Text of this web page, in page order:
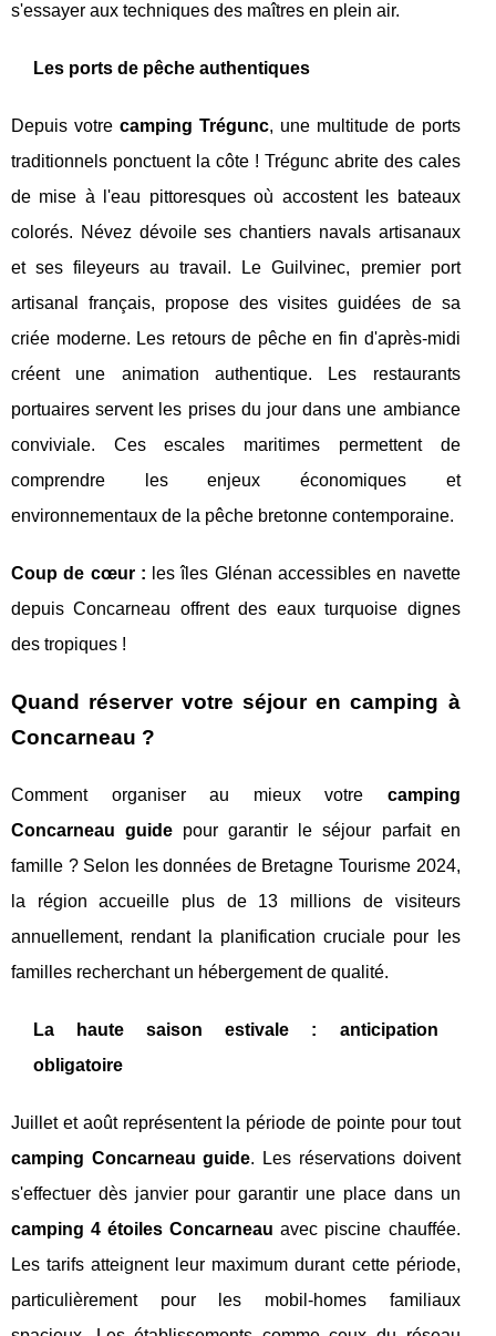
s'essayer aux techniques des maîtres en plein air.
Les ports de pêche authentiques
Depuis votre camping Trégunc, une multitude de ports
traditionnels ponctuent la côte ! Trégunc abrite des cales
de mise à l'eau pittoresques où accostent les bateaux
colorés. Névez dévoile ses chantiers navals artisanaux
et ses fileyeurs au travail. Le Guilvinec, premier port
artisanal français, propose des visites guidées de sa
criée moderne. Les retours de pêche en fin d'après-midi
créent une animation authentique. Les restaurants
portuaires servent les prises du jour dans une ambiance
conviviale. Ces escales maritimes permettent de
comprendre les enjeux économiques et
environnementaux de la pêche bretonne contemporaine.
Coup de cœur : les îles Glénan accessibles en navette
depuis Concarneau offrent des eaux turquoise dignes
des tropiques !
Quand réserver votre séjour en camping à
Concarneau ?
Comment organiser au mieux votre camping
Concarneau guide pour garantir le séjour parfait en
famille ? Selon les données de Bretagne Tourisme 2024,
la région accueille plus de 13 millions de visiteurs
annuellement, rendant la planification cruciale pour les
familles recherchant un hébergement de qualité.
La haute saison estivale : anticipation
obligatoire
Juillet et août représentent la période de pointe pour tout
camping Concarneau guide. Les réservations doivent
s'effectuer dès janvier pour garantir une place dans un
camping 4 étoiles Concarneau avec piscine chauffée.
Les tarifs atteignent leur maximum durant cette période,
particulièrement pour les mobil-homes familiaux